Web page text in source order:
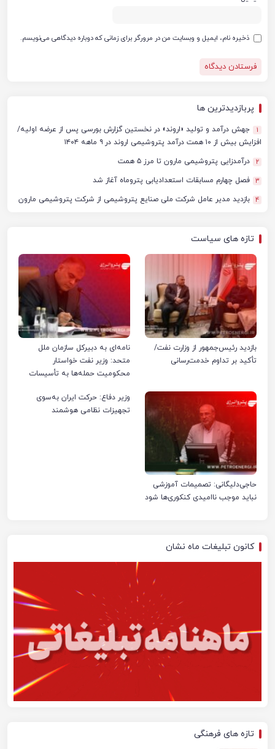
ذخیره نام، ایمیل و وبسایت من در مرورگر برای زمانی که دوباره دیدگاهی می‌نویسم.
پربازدیدترین ها
1
جهش درآمد و تولید «اروند» در نخستین گزارش بورسی پس از عرضه اولیه/
افزایش بیش از ۱۰ همت درآمد پتروشیمی اروند در ۹ ماهه ۱۴۰۴
2 درآمدزایی پتروشیمی مارون تا مرز ۵ همت
3 فصل چهارم مسابقات استعدادیابی پتروماه آغاز شد
4 بازدید مدیر عامل شرکت ملی صنایع پتروشیمی از شرکت پتروشیمی مارون
تازه های سیاست
بازدید رئیس‌جمهور از وزارت نفت/
تأکید بر تداوم خدمت‌رسانی
نامه‌ای به دبیرکل سازمان ملل
متحد: وزیر نفت خواستار
محکومیت حمله‌ها به تأسیسات
حاجی‌دلیگانی: تصمیمات آموزشی
نباید موجب ناامیدی کنکوری‌ها شود
وزیر دفاع: حرکت ایران به‌سوی
تجهیزات نظامی هوشمند
کانون تبلیغات ماه نشان
تازه های فرهنگی